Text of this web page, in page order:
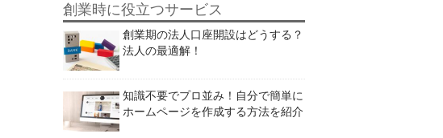
創業時に役立つサービス
創業期の法人口座開設はどうする？
法人の最適解！
知識不要でプロ並み！自分で簡単に
ホームページを作成する方法を紹介